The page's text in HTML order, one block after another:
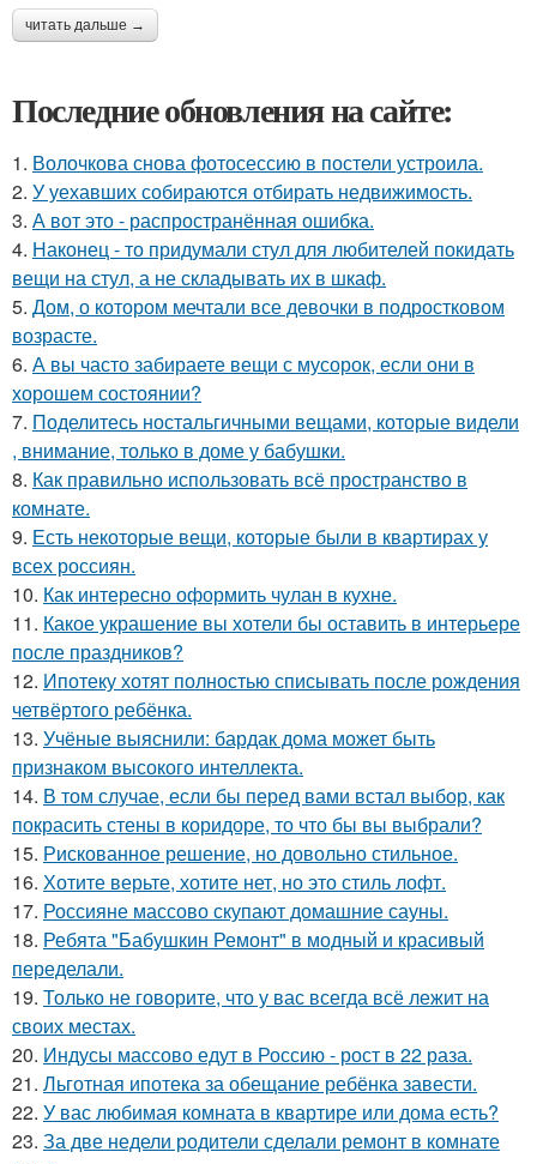
читать дальше →
Последние обновления на сайте:
1. Волочкова снова фотосессию в постели устроила.
2. У уехавших собираются отбирать недвижимость.
3. А вот это - распространённая ошибка.
4. Наконец - то придумали стул для любителей покидать
вещи на стул, а не складывать их в шкаф.
5. Дом, о котором мечтали все девочки в подростковом
возрасте.
6. А вы часто забираете вещи с мусорок, если они в
хорошем состоянии?
7. Поделитесь ностальгичными вещами, которые видели
, внимание, только в доме у бабушки.
8. Как правильно использовать всё пространство в
комнате.
9. Есть некоторые вещи, которые были в квартирах у
всех россиян.
10. Как интересно оформить чулан в кухне.
11. Какое украшение вы хотели бы оставить в интерьере
после праздников?
12. Ипотеку хотят полностью списывать после рождения
четвёртого ребёнка.
13. Учёные выяснили: бардак дома может быть
признаком высокого интеллекта.
14. В том случае, если бы перед вами встал выбор, как
покрасить стены в коридоре, то что бы вы выбрали?
15. Рискованное решение, но довольно стильное.
16. Хотите верьте, хотите нет, но это стиль лофт.
17. Россияне массово скупают домашние сауны.
18. Ребята "Бабушкин Ремонт" в модный и красивый
переделали.
19. Только не говорите, что у вас всегда всё лежит на
своих местах.
20. Индусы массово едут в Россию - рост в 22 раза.
21. Льготная ипотека за обещание ребёнка завести.
22. У вас любимая комната в квартире или дома есть?
23. За две недели родители сделали ремонт в комнате